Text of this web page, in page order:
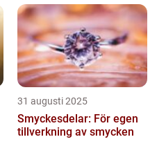
31 augusti 2025
Smyckesdelar: För egen
tillverkning av smycken